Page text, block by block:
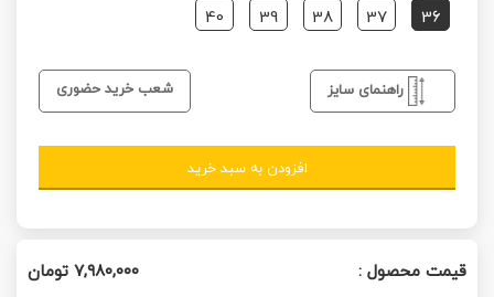
36
37
38
39
40
راهنمای سایز شعب خرید حضوری
افزودن به سبد خرید
قیمت محصول : ۷,۹۸۰,۰۰۰تومان